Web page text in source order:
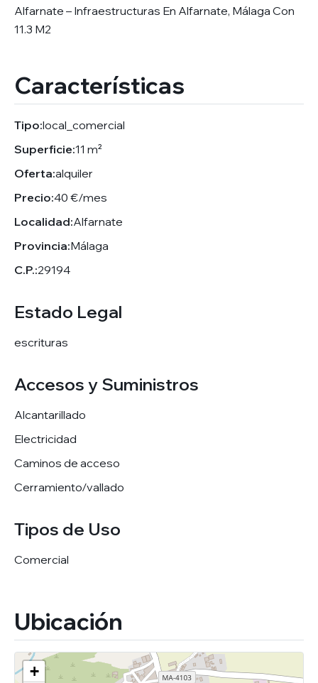
Alfarnate – Infraestructuras En Alfarnate, Málaga Con
11.3 M2
Características
Tipo:local_comercial
Superficie:11 m²
Oferta:alquiler
Precio:40 €/mes
Localidad:Alfarnate
Provincia:Málaga
C.P.:29194
Estado Legal
escrituras
Accesos y Suministros
Alcantarillado
Electricidad
Caminos de acceso
Cerramiento/vallado
Tipos de Uso
Comercial
Ubicación
+